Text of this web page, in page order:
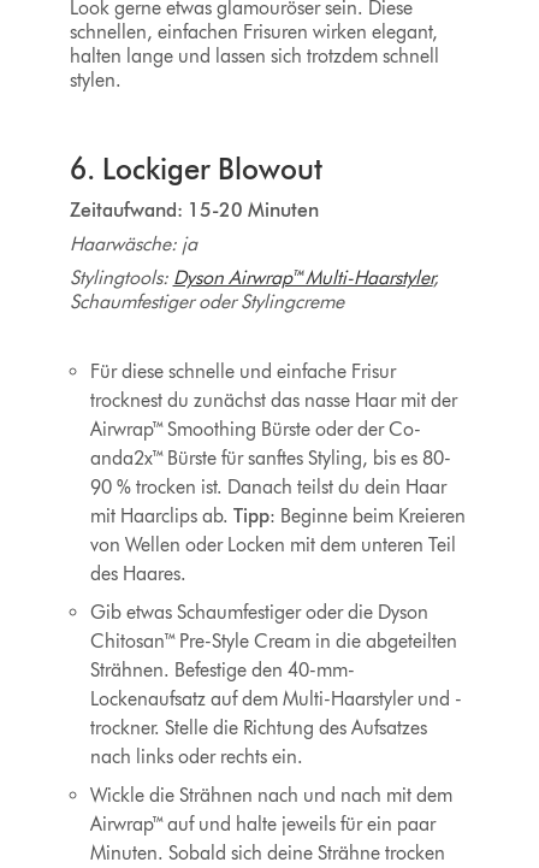
Look gerne etwas glamouröser sein. Diese
schnellen, einfachen Frisuren wirken elegant,
halten lange und lassen sich trotzdem schnell
stylen.
6. Lockiger Blowout
Zeitaufwand: 15-20 Minuten
Haarwäsche: ja
Stylingtools: Dyson Airwrap™ Multi-Haarstyler,
Schaumfestiger oder Stylingcreme
Für diese schnelle und einfache Frisur
trocknest du zunächst das nasse Haar mit der
Airwrap™ Smoothing Bürste oder der Co-
anda2x™ Bürste für sanftes Styling, bis es 80-
90 % trocken ist. Danach teilst du dein Haar
mit Haarclips ab.Tipp: Beginne beim Kreieren
von Wellen oder Locken mit dem unteren Teil
des Haares.
Gib etwas Schaumfestiger oder die Dyson
Chitosan™ Pre-Style Cream in die abgeteilten
Strähnen. Befestige den 40-mm-
Lockenaufsatz auf dem Multi-Haarstyler und -
trockner. Stelle die Richtung des Aufsatzes
nach links oder rechts ein.
Wickle die Strähnen nach und nach mit dem
Airwrap™ auf und halte jeweils für ein paar
Minuten. Sobald sich deine Strähne trocken